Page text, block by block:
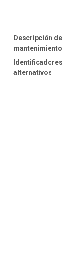
Descripción de
mantenimiento
Identificadores
alternativos